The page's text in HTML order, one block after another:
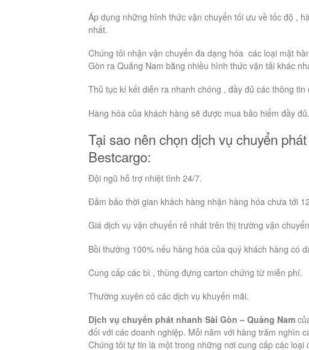
Áp dụng những hình thức vận chuyển tối ưu về tốc độ ,
nhất.
Chúng tôi nhận vận chuyển đa dạng hóa các loại mặt
Gòn ra Quảng Nam bằng nhiều hình thức vận tải khác
Thủ tục kí kết diễn ra nhanh chóng , đầy đủ các thông
Hàng hóa của khách hàng sẽ được mua bảo hiểm đầy đủ.
Tại sao nên chọn dịch vụ chuyển
Bestcargo:
Đội ngũ hỗ trợ nhiệt tình 24/7.
Đảm bảo thời gian khách hàng nhận hàng hóa chưa tới
Giá dịch vụ vận chuyển rẻ nhất trên thị trường vận
Bồi thường 100% nếu hàng hóa của quý khách hàng có
Cung cấp các bì , thùng đựng carton chứng từ miễn phí.
Thường xuyên có các dịch vụ khuyến mãi.
Dịch vụ chuyển phát nhanh Sài Gòn – Quảng Nam
đối với các doanh nghiệp. Mỗi năm với hàng trăm nghìn
Chúng tôi tự tin là một trong những nơi cung cấp các